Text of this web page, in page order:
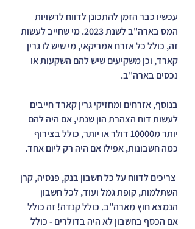
עכשיו כבר הזמן להתכונן לדווח לרשויות
המס בארה"ב לשנת 2023. מי שחייב לעשות
זה, כולל כל אזרח אמריקאי, מי שיש לו גרין
קארד, וכן משקיעים שיש להם השקעות או
נכסים בארה"ב.
בנוסף, אזרחים ומחזיקי גרין קארד חייבים
לעשות דוח הצהרת הון שנתי, אם היה להם
יותר מ10000 דולר או יותר, כולל בצירוף
כמה חשבונות, אפילו אם היה רק ליום אחד.
צריכים לדווח על כל חשבון בנק, פנסיה, קרן
השתלמות, קופת גמל ועוד, לכל חשבון
הנמצא חוץ מארה"ב. כולל קנדה! זה כולל
אם הכסף בחשבון לא היה בדולרים - כולל